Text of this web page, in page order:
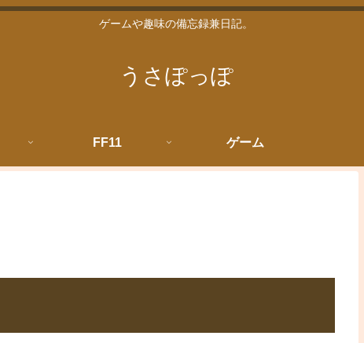
ゲームや趣味の備忘録兼日記。
うさぽっぽ
FF11 ゲーム